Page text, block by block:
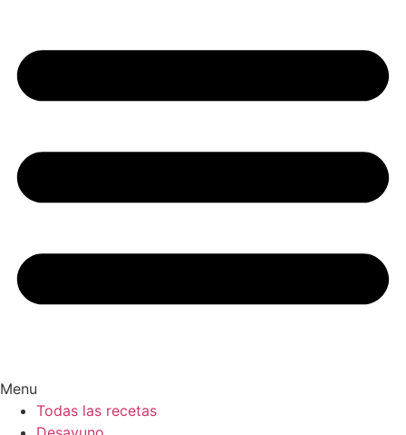
Menu
Todas las recetas